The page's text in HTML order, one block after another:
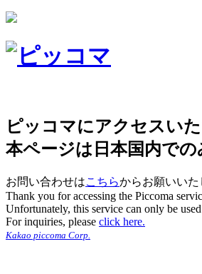
ピッコマにアクセスい
本ページは日本国内での
お問い合わせはこちらからお願いいた
Thank you for accessing the Piccoma
Unfortunately, this service can only be
For inquiries, please click here.
Kakao piccoma Corp.